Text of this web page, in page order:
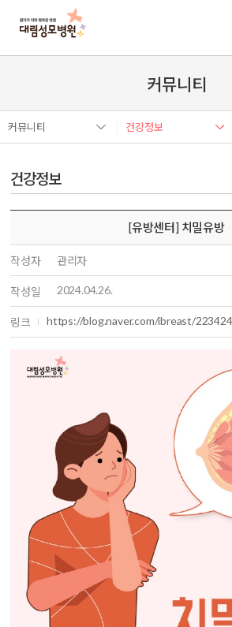
커뮤니티
커뮤니티 건강정보
건강정보
[유방센터] 치밀유방
작성자 관리자
작성일 2024.04.26.
링크 https://blog.naver.com/ibreast/